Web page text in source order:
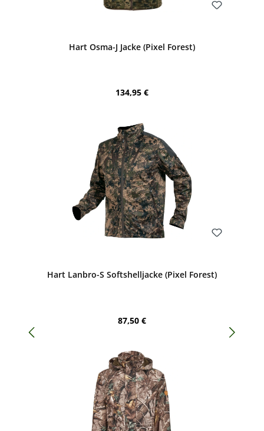
Hart Osma-J Jacke (Pixel Forest)
Regulärer Preis:
134,95 €
Hart Lanbro-S Softshelljacke (Pixel Forest)
Regulärer Preis:
87,50 €